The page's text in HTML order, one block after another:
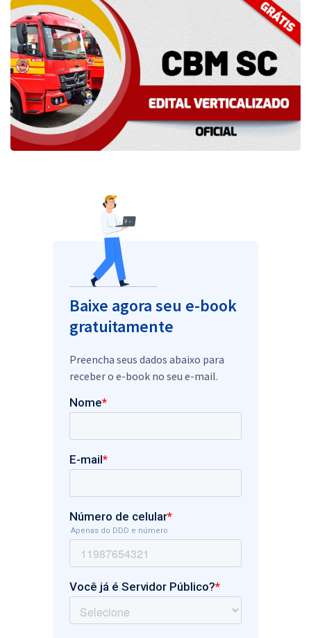
Pós
Graduação
OAB
Mentorias
Questões grátis
Baixe agora seu e-book
gratuitamente
Preencha seus dados abaixo para
receber o e-book no seu e-mail.